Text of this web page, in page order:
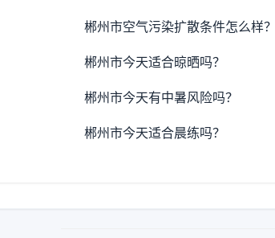
郴州市空气污染扩散条件怎么样？
郴州市今天适合晾晒吗？
郴州市今天有中暑风险吗？
郴州市今天适合晨练吗？